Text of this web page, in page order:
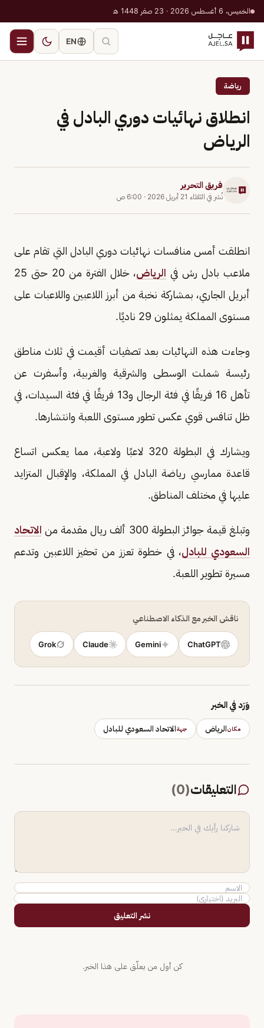
الخميس، 6 أغسطس 2026 · 23 صفر 1448 هـ
EN
رياضة
انطلاق نهائيات دوري البادل في
الرياض
فريق التحرير
نُشر في الثلاثاء 21 أبريل 2026 · 6:00 ص
انطلقت أمس منافسات نهائيات دوري البادل التي تقام على
ملاعب بادل رش في الرياض
، خلال الفترة من 20 حتى 25
أبريل الجاري، بمشاركة نخبة من أبرز اللاعبين واللاعبات على
مستوى المملكة يمثلون 29 ناديًا.
وجاءت هذه النهائيات بعد تصفيات أقيمت في ثلاث مناطق
رئيسة شملت الوسطى والشرقية والغربية، وأسفرت عن
تأهل 16 فريقًا في فئة الرجال و13 فريقًا في فئة السيدات، في
ظل تنافس قوي عكس تطور مستوى اللعبة وانتشارها.
ويشارك في البطولة 320 لاعبًا ولاعبة، مما يعكس اتساع
قاعدة ممارسي رياضة البادل في المملكة، والإقبال المتزايد
عليها في مختلف المناطق.
وتبلغ قيمة جوائز البطولة 300 ألف ريال مقدمة من
الاتحاد
السعودي للبادل، في خطوة تعزز من تحفيز اللاعبين وتدعم
مسيرة تطوير اللعبة.
ناقش الخبر مع الذكاء الاصطناعي
ChatGPT
Gemini
Claude
Grok
وَرَد في الخبر
مكانالرياض جهةالاتحاد السعودي للبادل
التعليقات(
0
)
نشر التعليق
كن أول من يعلّق على هذا الخبر.